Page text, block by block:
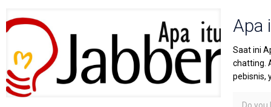
Apa
Saat ini
chatting.
pebisnis,